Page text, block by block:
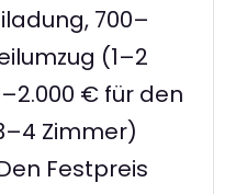
700–
(1–2
€ für den
Zimmer)
Festpreis